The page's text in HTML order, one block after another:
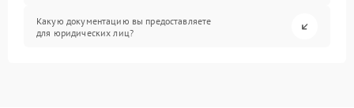
Какую документацию вы предоставляете
для юридических лиц?